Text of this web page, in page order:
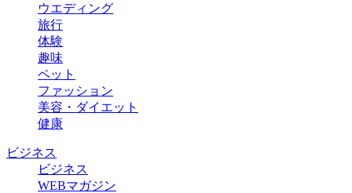
ウエディング
旅行
体験
趣味
ペット
ファッション
美容・ダイエット
健康
ビジネス
ビジネス
WEBマガジン